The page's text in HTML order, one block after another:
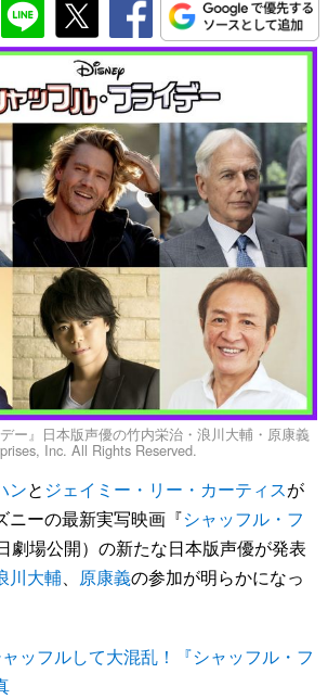
ー』日本版声優の竹内栄治・浪川大輔・原康義
Inc. All Rights Reserved.
ンと ジェイミー・リー・カーティスが
ニーの最新実写映画『シャッフル・フ
劇場公開）の新たな日本版声優が発表
川大輔、 原康義の参加が明らかになっ
ャッフルして大混乱！『シャッフル・フ